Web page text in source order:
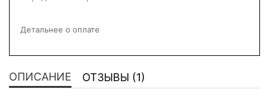
Детальнее о оплате
ОПИСАНИЕ ОТЗЫВЫ (1)